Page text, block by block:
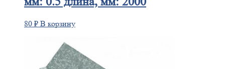
80 ₽ В корзину